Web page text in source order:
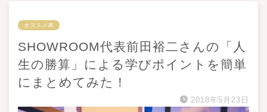
オススメ本
SHOWROOM代表前田裕二さんの「人
生の勝算」による学びポイントを簡単
にまとめてみた！
2018年5月23日